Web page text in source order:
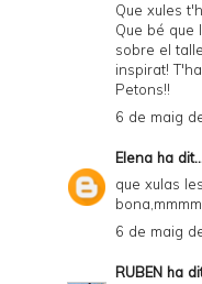
Que xules
Que bé que
sobre el
inspirat!
Petons!!
6 de maig
Elena ha
que xulas
bona,mmmm,
6 de maig
RUBEN ha